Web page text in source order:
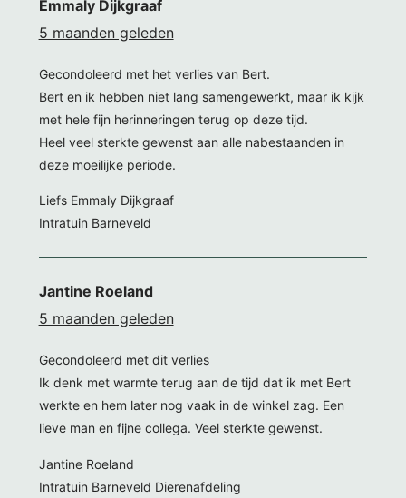
Emmaly Dijkgraaf
5 maanden geleden
Gecondoleerd met het verlies van Bert.
Bert en ik hebben niet lang samengewerkt, maar ik kijk
met hele fijn herinneringen terug op deze tijd.
Heel veel sterkte gewenst aan alle nabestaanden in
deze moeilijke periode.
Liefs Emmaly Dijkgraaf
Intratuin Barneveld
Jantine Roeland
5 maanden geleden
Gecondoleerd met dit verlies
Ik denk met warmte terug aan de tijd dat ik met Bert
werkte en hem later nog vaak in de winkel zag. Een
lieve man en fijne collega. Veel sterkte gewenst.
Jantine Roeland
Intratuin Barneveld Dierenafdeling